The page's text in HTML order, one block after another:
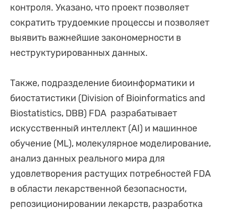
контроля. Указано, что проект позволяет
сократить трудоемкие процессы и позволяет
выявить важнейшие закономерности в
неструктурированных данных.
Также, подразделение биоинформатики и
биостатистики (Division of Bioinformatics and
Biostatistics, DBB) FDA разрабатывает
искусственный интеллект (AI) и машинное
обучение (ML), молекулярное моделирование,
анализ данных реального мира для
удовлетворения растущих потребностей FDA
в области лекарственной безопасности,
репозиционировании лекарств, разработка